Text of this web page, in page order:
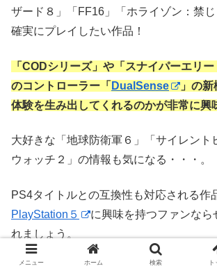
ザード８」「FF16」「ホライゾン：禁
確実にプレイしたい作品！
「CODシリーズ」や「スナイパーエリ
のコントローラー「 DualSense
」の
体験を生み出してくれるのかが非常に興
大好きな「地球防衛軍６」「サイレント
ウォッチ２」の情報も気になる・・・。
PS4タイトルとの互換性も対応される作
PlayStation５
に興味を持つファンなら
れましょう。
メニュー ホーム 検索